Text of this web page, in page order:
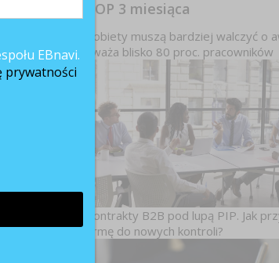
w firmie
Game –
TOP 3 miesiąca
Kobiety muszą bardziej walczyć o
uważa blisko 80 proc. pracowników
Kontrakty B2B pod lupą PIP. Jak
firmę do nowych kontroli?
EBnavi.
prywatności